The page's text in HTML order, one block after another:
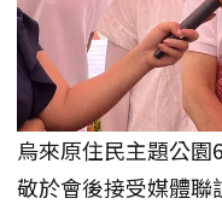
烏來原住民主題公
敬於會後接受媒體聯